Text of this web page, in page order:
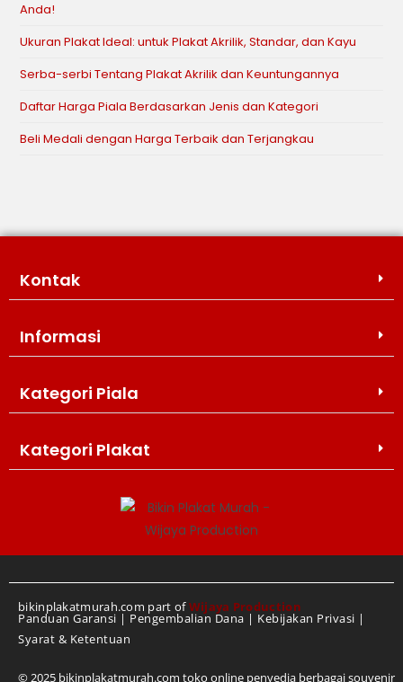
Anda!
Ukuran Plakat Ideal: untuk Plakat Akrilik, Standar, dan Kayu
Serba-serbi Tentang Plakat Akrilik dan Keuntungannya
Daftar Harga Piala Berdasarkan Jenis dan Kategori
Beli Medali dengan Harga Terbaik dan Terjangkau
Kontak
Informasi
Kategori Piala
Kategori Plakat
Create The Impression
bikinplakatmurah.com part ofWijaya Production
Panduan Garansi | Pengembalian Dana | Kebijakan Privasi |
Syarat & Ketentuan
© 2025 bikinplakatmurah.com toko online penyedia berbagai souvenir